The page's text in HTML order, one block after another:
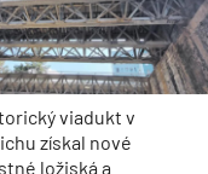
viadukt v
získal nové
ložiská a